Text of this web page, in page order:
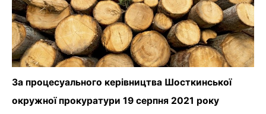
За процесуального керівництва Шосткинської
окружної прокуратури 19 серпня 2021 року